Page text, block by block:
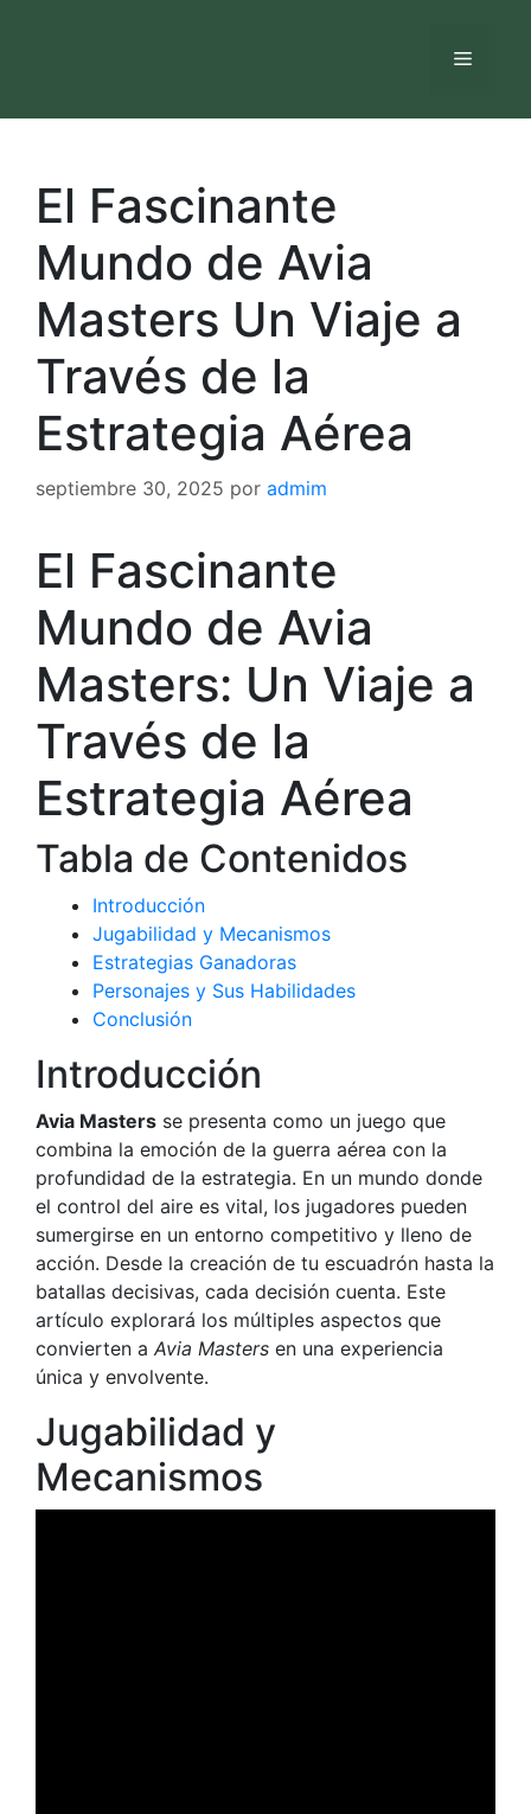
Menú
El Fascinante
Mundo de Avia
Masters Un Viaje a
Través de la
Estrategia Aérea
septiembre 30, 2025 por admim
El Fascinante
Mundo de Avia
Masters: Un Viaje a
Través de la
Estrategia Aérea
Tabla de Contenidos
Introducción
Jugabilidad y Mecanismos
Estrategias Ganadoras
Personajes y Sus Habilidades
Conclusión
Introducción
Avia Masters se presenta como un juego que
combina la emoción de la guerra aérea con la
profundidad de la estrategia. En un mundo donde
el control del aire es vital, los jugadores pueden
sumergirse en un entorno competitivo y lleno de
acción. Desde la creación de tu escuadrón hasta la
batallas decisivas, cada decisión cuenta. Este
artículo explorará los múltiples aspectos que
convierten a Avia Masters en una experiencia
única y envolvente.
Jugabilidad y
Mecanismos